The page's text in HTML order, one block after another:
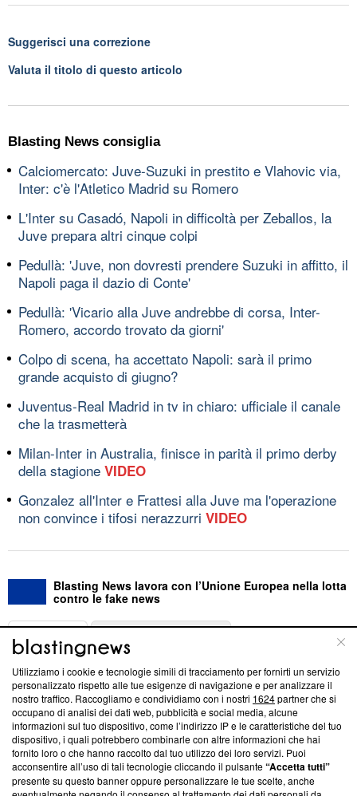
Suggerisci una correzione
Valuta il titolo di questo articolo
Blasting News consiglia
Calciomercato: Juve-Suzuki in prestito e Vlahovic via,
Inter: c'è l'Atletico Madrid su Romero
L'Inter su Casadó, Napoli in difficoltà per Zeballos, la
Juve prepara altri cinque colpi
Pedullà: 'Juve, non dovresti prendere Suzuki in affitto, il
Napoli paga il dazio di Conte'
Pedullà: 'Vicario alla Juve andrebbe di corsa, Inter-
Romero, accordo trovato da giorni'
Colpo di scena, ha accettato Napoli: sarà il primo
grande acquisto di giugno?
Juventus-Real Madrid in tv in chiaro: ufficiale il canale
che la trasmetterà
Milan-Inter in Australia, finisce in parità il primo derby
della stagione VIDEO
Gonzalez all'Inter e Frattesi alla Juve ma l'operazione
non convince i tifosi nerazzurri VIDEO
Blasting News lavora con l’Unione Europea nella lotta
contro le fake news
ABOUT
Questa sezione offre informazioni trasparenti su Blasting
News, sui nostri processi editoriali e su come ci impegniamo a
creare news di qualità. Inoltre, afferma la nostra aderenza a
‘Trust Project - News with Integrity’Blasting News non è
ancora membro del programma, ma ha richiesto di farne
parte; Trust Project non ha ancora effettuato una verifica di
conformità agli standard.
Utilizziamo i cookie e tecnologie simili di tracciamento per fornirti un servizio
personalizzato rispetto alle tue esigenze di navigazione e per analizzare il
nostro traffico. Raccogliamo e condividiamo con i nostri 1624partner che si
occupano di analisi dei dati web, pubblicità e social media, alcune
informazioni sul tuo dispositivo, come l’indirizzo IP e le caratteristiche del tuo
dispositivo, i quali potrebbero combinarle con altre informazioni che hai
fornito loro o che hanno raccolto dal tuo utilizzo dei loro servizi. Puoi
acconsentire all’uso di tali tecnologie cliccando il pulsante“Accetta tutti”
presente su questo banner oppure personalizzare le tue scelte, anche